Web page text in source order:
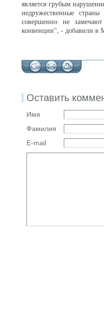
является грубым
недружественные
совершенно не
конвенции", - добавили в
Оставить
Имя
Фамилия
E-mail